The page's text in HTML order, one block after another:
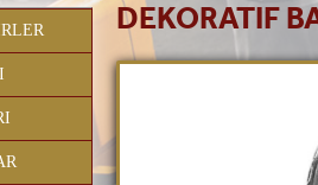
DEKORATIF